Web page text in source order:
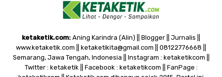
ketaketik.com: Aning Karindra (Alin) || Blogger || Jurnalis ||
www.ketaketik.com || ketaketikita@gmail.com || 08122776668 ||
Semarang, Jawa Tengah, Indonesia || Instagram : ketaketikcom ||
Twitter : ketaketik || Facebook : ketaketikcom || FanPage :